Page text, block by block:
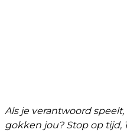
Als je verantwoord
gokken jou? Stop op tijd,